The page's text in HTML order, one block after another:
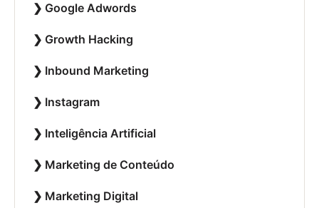
Google Adwords
Growth Hacking
Inbound Marketing
Instagram
Inteligência Artificial
Marketing de Conteúdo
Marketing Digital